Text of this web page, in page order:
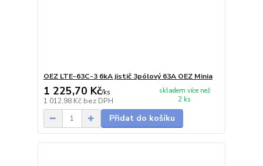
OEZ LTE-63C-3 6kA jistič 3pólový 63A OEZ Minia
1 225,70 Kč/ks
1 012,98 Kč bez DPH
skladem více než
2 ks
Přidat do košíku